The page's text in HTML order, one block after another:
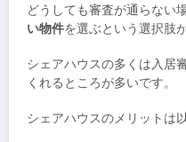
どうしても審査が通らない場
い物件を選ぶという選択肢
シェアハウスの多くは入居
くれるところが多いです。
シェアハウスのメリットは